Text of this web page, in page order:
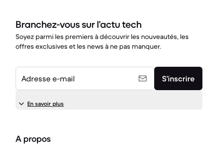
Branchez-vous sur l’actu tech
Soyez parmi les premiers à découvrir les nouveautés, les
offres exclusives et les news à ne pas manquer.
Adresse e-mail S’inscrire
En savoir plus
A propos